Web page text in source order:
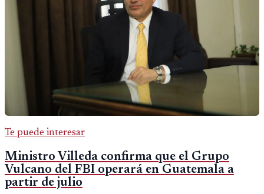
Te puede interesar
Ministro Villeda confirma que el Grupo
Vulcano del FBI operará en Guatemala a
partir de julio